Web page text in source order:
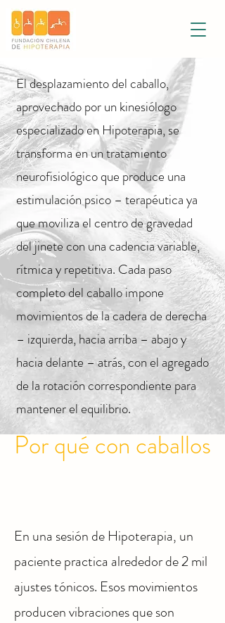
Por qué con caballos
El desplazamiento del caballo,
aprovechado por un kinesiólogo
especializado en Hipoterapia, se
transforma en un tratamiento
neurofisiológico que produce una
estimulación psico – terapéutica ya
que moviliza el centro de gravedad
del jinete con una cadencia variable,
rítmica y repetitiva. Cada paso
completo del caballo impone
movimientos de la cadera de derecha
– izquierda, hacia arriba – abajo y
hacia delante – atrás, con el agregado
de la rotación correspondiente para
mantener el equilibrio.
En una sesión de Hipoterapia, un
paciente practica alrededor de 2 mil
ajustes tónicos. Esos movimientos
producen vibraciones que son